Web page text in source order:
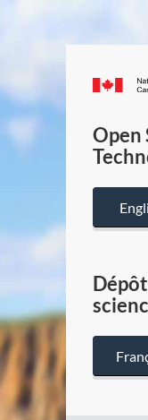
Open